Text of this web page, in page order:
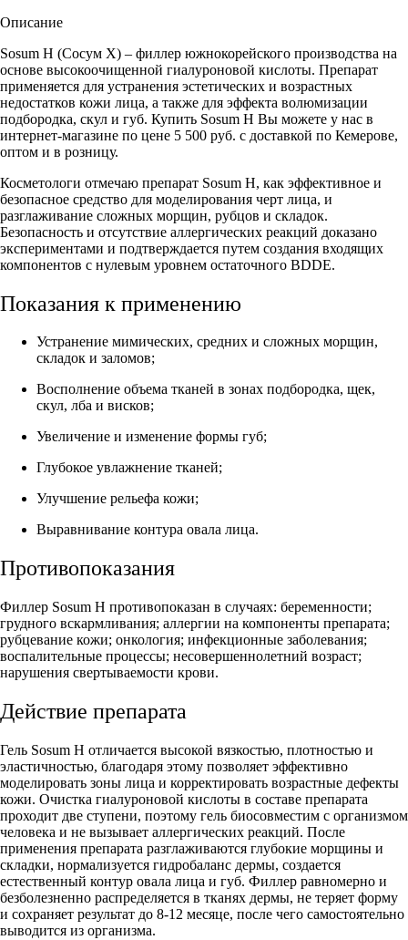
Описание
Sosum H (Сосум Х) – филлер южнокорейского производства на
основе высокоочищенной гиалуроновой кислоты. Препарат
применяется для устранения эстетических и возрастных
недостатков кожи лица, а также для эффекта волюмизации
подбородка, скул и губ. Купить Sosum H Вы можете у нас в
интернет-магазине по цене 5 500 руб. с доставкой по Кемерове,
оптом и в розницу.
Косметологи отмечаю препарат Sosum H, как эффективное и
безопасное средство для моделирования черт лица, и
разглаживание сложных морщин, рубцов и складок.
Безопасность и отсутствие аллергических реакций доказано
экспериментами и подтверждается путем создания входящих
компонентов с нулевым уровнем остаточного BDDE.
Показания к применению
Устранение мимических, средних и сложных морщин,
складок и заломов;
Восполнение объема тканей в зонах подбородка, щек,
скул, лба и висков;
Увеличение и изменение формы губ;
Глубокое увлажнение тканей;
Улучшение рельефа кожи;
Выравнивание контура овала лица.
Противопоказания
Филлер Sosum H противопоказан в случаях: беременности;
грудного вскармливания; аллергии на компоненты препарата;
рубцевание кожи; онкология; инфекционные заболевания;
воспалительные процессы; несовершеннолетний возраст;
нарушения свертываемости крови.
Действие препарата
Гель Sosum H отличается высокой вязкостью, плотностью и
эластичностью, благодаря этому позволяет эффективно
моделировать зоны лица и корректировать возрастные дефекты
кожи. Очистка гиалуроновой кислоты в составе препарата
проходит две ступени, поэтому гель биосовместим с организмом
человека и не вызывает аллергических реакций. После
применения препарата разглаживаются глубокие морщины и
складки, нормализуется гидробаланс дермы, создается
естественный контур овала лица и губ. Филлер равномерно и
безболезненно распределяется в тканях дермы, не теряет форму
и сохраняет результат до 8-12 месяце, после чего самостоятельно
выводится из организма.